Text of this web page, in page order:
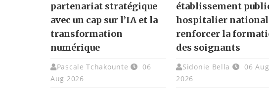
partenariat stratégique
avec un cap sur l’IA et la
transformation
numérique
Pascale Tchakounte
06
Aug 2026
établissement
hospitalier national
renforcer la
des soignants
Sidonie Bella
06 Aug
2026